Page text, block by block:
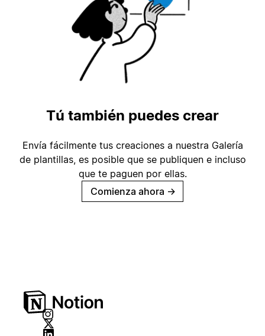
Tú también puedes crear
Envía fácilmente tus creaciones a nuestra Galería
de plantillas, es posible que se publiquen e incluso
que te paguen por ellas.
Comienza ahora →